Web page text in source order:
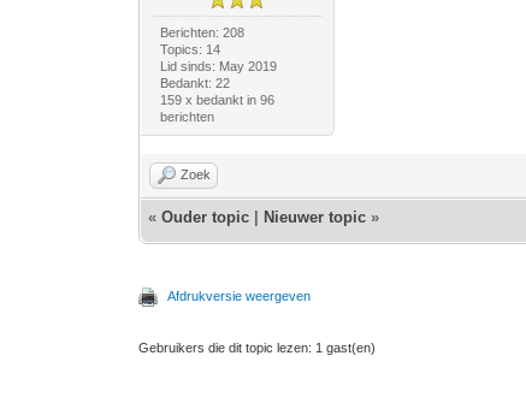
Berichten: 208
Topics: 14
Lid sinds: May 2019
Bedankt: 22
159 x bedankt in 96
berichten
Zoek
«Ouder topic Nieuwer topic »
Afdrukversie weergeven
Gebruikers die dit topic lezen: 1 gast(en)